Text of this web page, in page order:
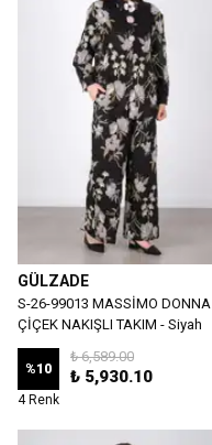
GÜLZADE
S-26-99013 MASSİMO DONNA
ÇİÇEK NAKIŞLI TAKIM - Siyah
%10
₺ 6,589.00
₺ 5,930.10
4 Renk